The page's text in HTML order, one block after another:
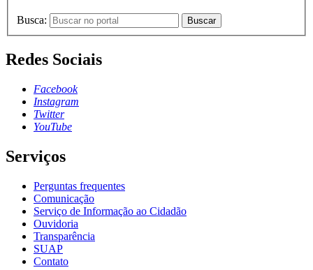
Busca: Buscar
Redes Sociais
Facebook
Instagram
Twitter
YouTube
Serviços
Perguntas frequentes
Comunicação
Serviço de Informação ao Cidadão
Ouvidoria
Transparência
SUAP
Contato